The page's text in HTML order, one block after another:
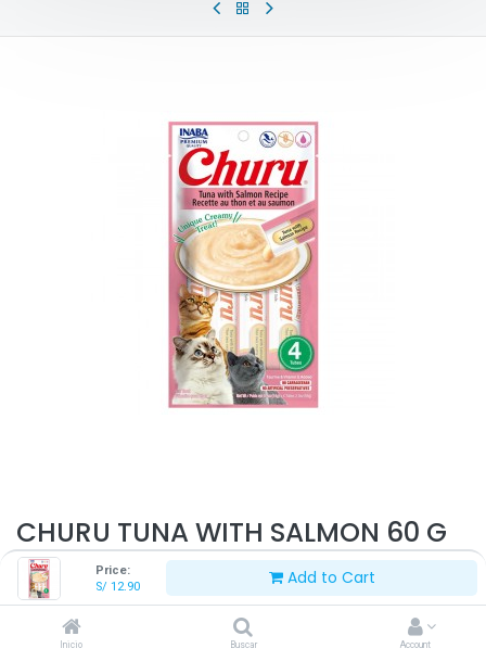
Price:
S/ 12.90 Add to Cart
Inicio Buscar Account
CHURU TUNA WITH SALMON 60 G
S/12.90